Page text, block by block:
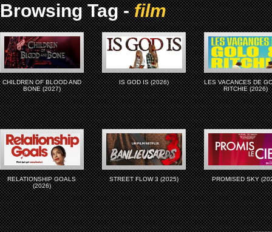
Browsing Tag -film
CHILDREN OF BLOOD AND
BONE (2027)
IS GOD IS (2026)
LES VACANCES DE
RITCHIE (2026)
RELATIONSHIP GOALS
(2026)
STREET FLOW 3 (2025) PROMISED SKY